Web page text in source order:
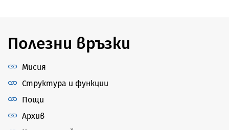
Полезни връзки
Мисия
Структура и функции
Пощи
Архив